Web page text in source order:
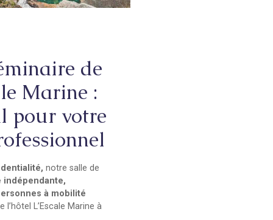
de
Marine :
pour votre
notre salle de
indépendante,
à mobilité
L’Escale Marine à